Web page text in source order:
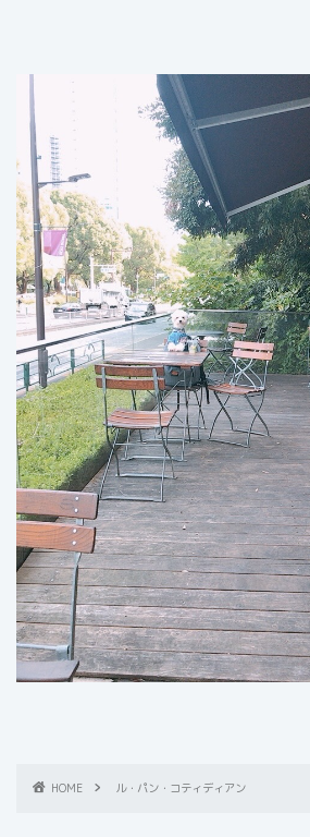
HOME ル・パン・コティディアン